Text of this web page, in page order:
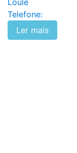
Telefone:
Ler mais